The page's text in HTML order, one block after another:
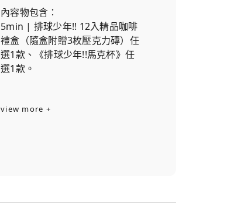
內容物包含：
5min | 排球少年!! 12入精品咖啡
禮盒（隨盒附贈3枚壓克力磚）任
選1款、《排球少年!!馬克杯》任
選1款。
view more +